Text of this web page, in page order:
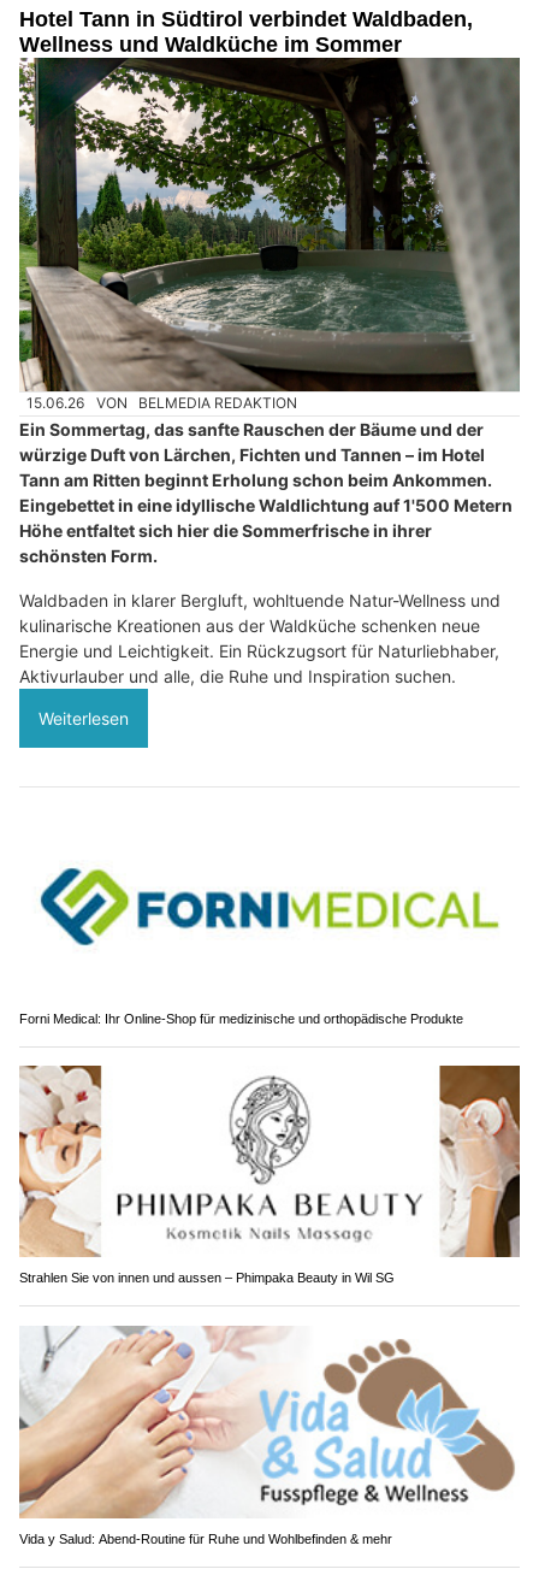
Hotel Tann in Südtirol verbindet Waldbaden,
Wellness und Waldküche im Sommer
15.06.26 VON BELMEDIA REDAKTION
Ein Sommertag, das sanfte Rauschen der Bäume und der
würzige Duft von Lärchen, Fichten und Tannen – im Hotel
Tann am Ritten beginnt Erholung schon beim Ankommen.
Eingebettet in eine idyllische Waldlichtung auf 1'500 Metern
Höhe entfaltet sich hier die Sommerfrische in ihrer
schönsten Form.
Waldbaden in klarer Bergluft, wohltuende Natur-Wellness und
kulinarische Kreationen aus der Waldküche schenken neue
Energie und Leichtigkeit. Ein Rückzugsort für Naturliebhaber,
Aktivurlauber und alle, die Ruhe und Inspiration suchen.
Weiterlesen
Forni Medical: Ihr Online-Shop für medizinische und orthopädische Produkte
Strahlen Sie von innen und aussen – Phimpaka Beauty in Wil SG
Vida y Salud: Abend-Routine für Ruhe und Wohlbefinden & mehr